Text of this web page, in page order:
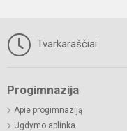
Tvarkaraščiai
Progimnazija
Apie progimnaziją
Ugdymo aplinka